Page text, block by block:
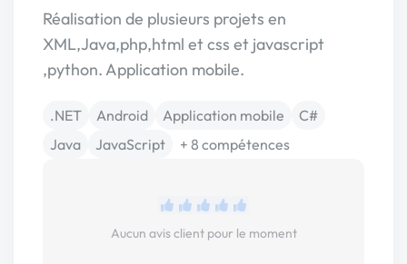
Réalisation de plusieurs projets en
XML,Java,php,html et css et javascript
,python. Application mobile.
.NET Android Application mobile
C#
Java
JavaScript + 8 compétences
Aucun avis client pour le moment